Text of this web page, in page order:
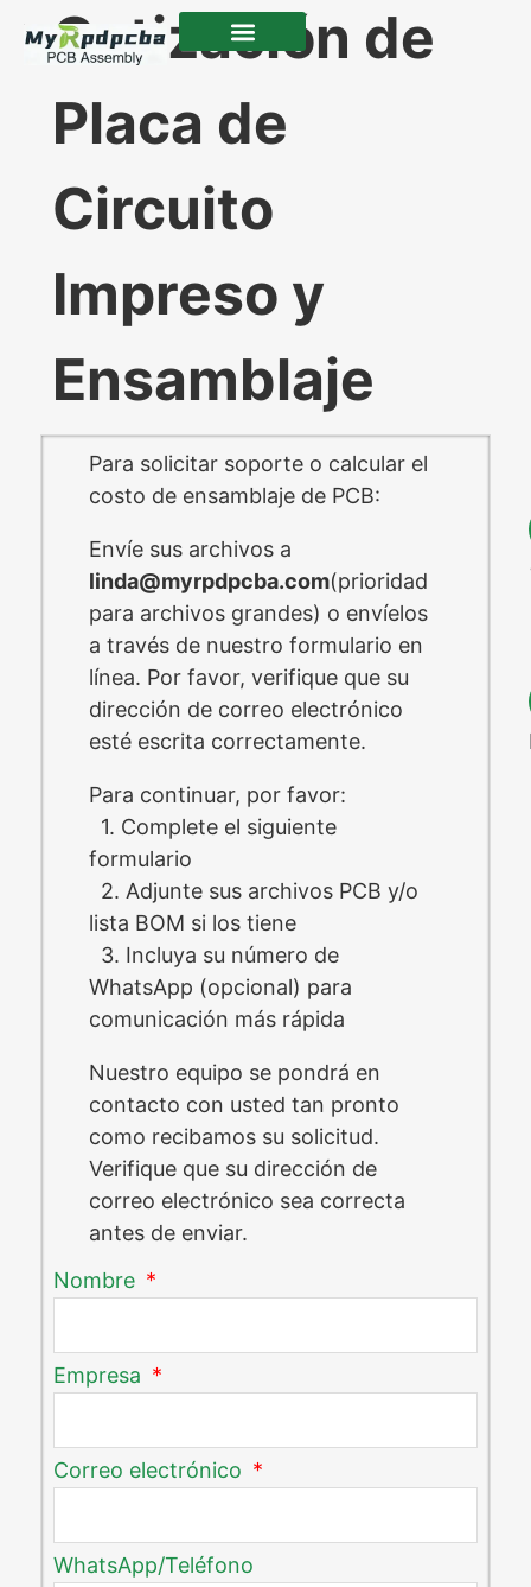
Cotización de
Placa de
Circuito
Impreso y
Ensamblaje
Para solicitar soporte o calcular el
costo de ensamblaje de PCB:
Envíe sus archivos a
linda@myrpdpcba.com(prioridad
para archivos grandes) o envíelos
a través de nuestro formulario en
línea. Por favor, verifique que su
dirección de correo electrónico
esté escrita correctamente.
Para continuar, por favor:
1. Complete el siguiente
formulario
2. Adjunte sus archivos PCB y/o
lista BOM si los tiene
3. Incluya su número de
WhatsApp (opcional) para
comunicación más rápida
Nuestro equipo se pondrá en
contacto con usted tan pronto
como recibamos su solicitud.
Verifique que su dirección de
correo electrónico sea correcta
antes de enviar.
Nombre
Empresa
Correo electrónico
WhatsApp/Teléfono